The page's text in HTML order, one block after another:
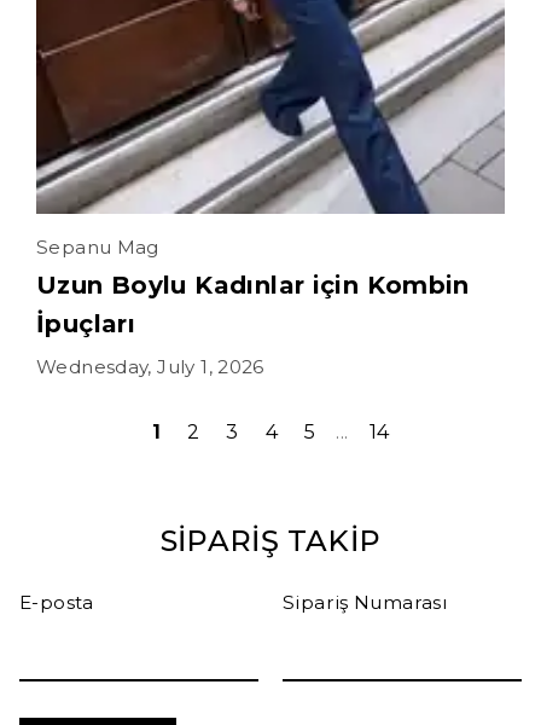
Sepanu Mag
Uzun Boylu Kadınlar için Kombin
İpuçları
Wednesday, July 1, 2026
1 2 3 4 5 14
SİPARİŞ TAKİP
E-posta Sipariş Numarası